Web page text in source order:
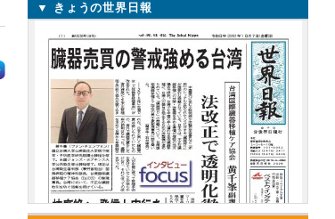
▼ きょうの世界日報